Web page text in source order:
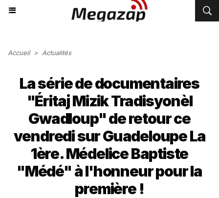
Accueil > Actualités
La série de documentaires
"Éritaj Mizik Tradisyonèl
Gwadloup" de retour ce
vendredi sur Guadeloupe La
1ère. Médelice Baptiste
"Médé" à l'honneur pour la
première !